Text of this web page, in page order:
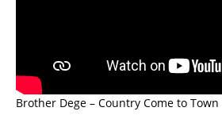
Brother Dege – Country Come to